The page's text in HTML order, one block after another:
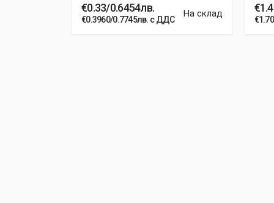
€0.33/0.6454лв.
€0.3960/0.7745лв. с ДДС
На склад